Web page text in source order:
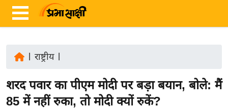
ज़ा
ख
राष्ट्रीय|
शरद पवार का पीएम मोदी पर बड़ा बयान, बोले: मैं
85 में नहीं रुका, तो मोदी क्यों रुकें?